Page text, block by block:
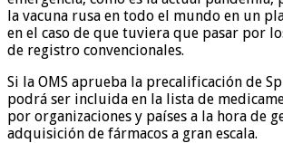
la vacuna rusa en todo el mundo en un
en el caso de que tuviera que pasar por
de registro convencionales.
Si la OMS aprueba la precalificación de
podrá ser incluida en la lista de
por organizaciones y países a la hora de
adquisición de fármacos a gran escala.